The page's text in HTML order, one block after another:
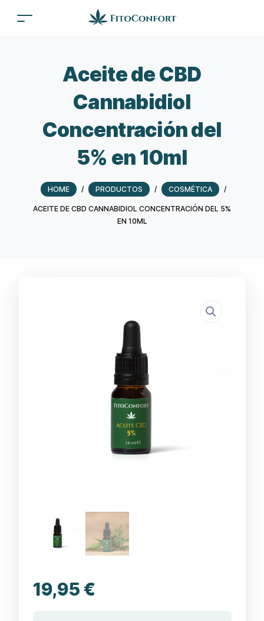
Aceite de CBD
Cannabidiol
Concentración del
5% en 10ml
HOME / PRODUCTOS / COSMÉTICA /
ACEITE DE CBD CANNABIDIOL CONCENTRACIÓN DEL 5%
EN 10ML
19,95€